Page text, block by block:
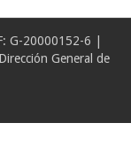
G-20000152-6 |
General de